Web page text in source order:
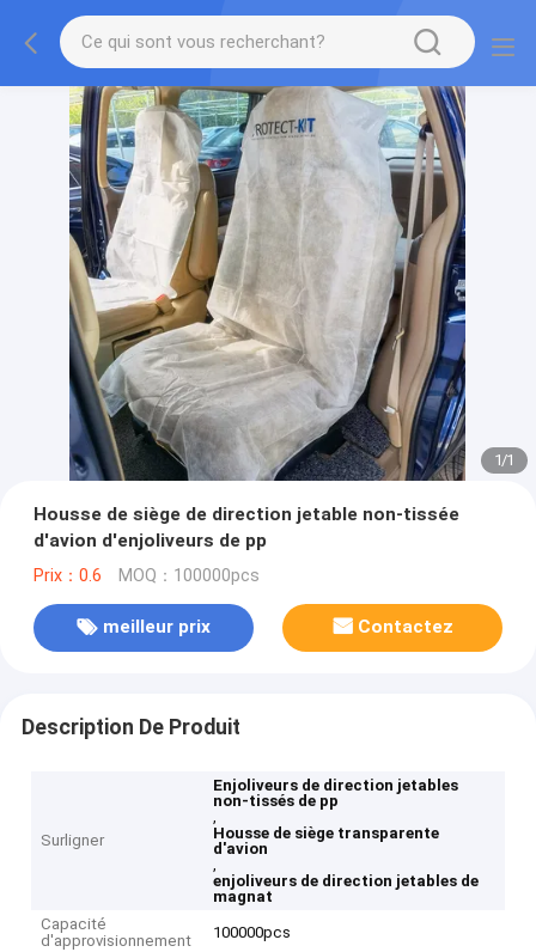
1/1
Housse de siège de direction jetable non-tissée
d'avion d'enjoliveurs de pp
Prix：0.6 MOQ：100000pcs
meilleur prix Contactez
Description De Produit
Surligner
Enjoliveurs de direction jetables
non-tissés de pp
,
Housse de siège transparente
d'avion
,
enjoliveurs de direction jetables de
magnat
Capacité
d'approvisionnement
100000pcs